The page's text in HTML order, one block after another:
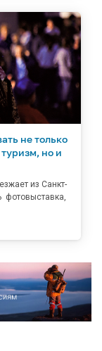
не только
но и
из Санкт-
фотовыставка,